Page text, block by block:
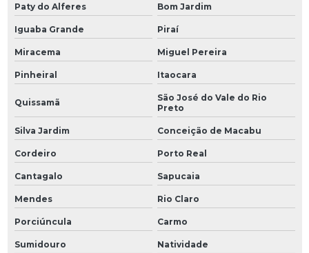
Paty do Alferes Bom Jardim
Iguaba Grande Piraí
Miracema Miguel Pereira
Pinheiral Itaocara
Quissamã
São José do Vale do Rio
Preto
Silva Jardim Conceição de Macabu
Cordeiro Porto Real
Cantagalo Sapucaia
Mendes Rio Claro
Porciúncula Carmo
Sumidouro Natividade